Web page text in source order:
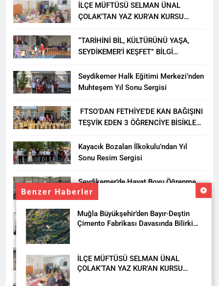
Benzer Haberler
Muğla Büyükşehir’den Bayır-Deştin
Çimento Fabrikası Davasında Bilirkişi
İLÇE MÜFTÜSÜ SELMAN ÜNAL
ÇOLAK’TAN YAZ KUR’AN KURSU
İLÇE MÜFTÜSÜ SELMAN ÜNAL
ÇOLAK’TAN YAZ KUR’AN KURSU
“TARİHİNİ BİL, KÜLTÜRÜNÜ YAŞA,
SEYDİKEMER’İ KEŞFET” BİLGİ
Seydikemer Halk Eğitimi Merkezi’nden
Muhteşem Yıl Sonu Sergisi
FTSO’DAN FETHİYE’DE KAN BAĞIŞINI
TEŞVİK EDEN 3 ÖĞRENCİYE BİSİKLET
Kayacık Bozalan İlkokulu’ndan Yıl
Sonu Resim Sergisi
Seydikemer’de Hayat Boyu Öğrenme
Haftası Kadıköy Sergisiyle Başladı
DALAMAN KENT PARK PROJESİ İÇİN
BAŞKAN DURMUŞ’A YETKİ VERİLDİ
Seydikemer’de Akçay Deresi Tepkisi
Büyüyor: “Yetkililer Vatandaşın Sesini
Duysun”